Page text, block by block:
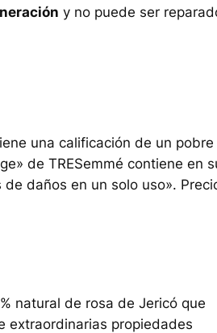
y no puede ser
una calificación de un
de TRESemmé contiene en
daños en un solo uso».
natural de rosa de Jericó que
extraordinarias propiedades